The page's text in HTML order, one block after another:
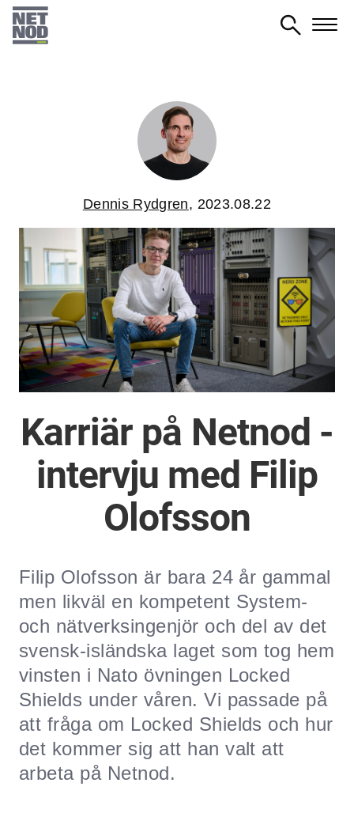
Skip
Dennis Rydgren, 2023.08.22
Karriär på Netnod -
intervju med Filip
Olofsson
Filip Olofsson är bara 24 år gammal
men likväl en kompetent System-
och nätverksingenjör och del av det
svensk-isländska laget som tog hem
vinsten i Nato övningen Locked
Shields under våren. Vi passade på
att fråga om Locked Shields och hur
det kommer sig att han valt att
arbeta på Netnod.